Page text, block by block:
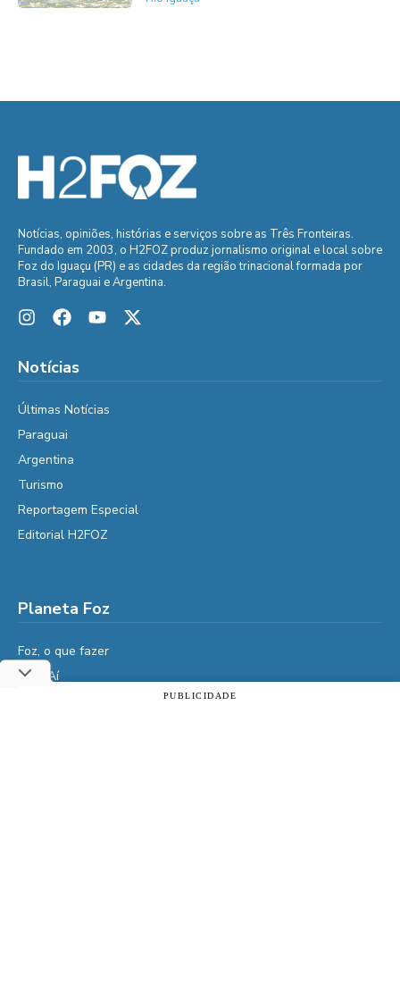
Notícias, opiniões, histórias e serviços sobre as Três Fronteiras.
Fundado em 2003, o H2FOZ produz jornalismo original e local sobre
Foz do Iguaçu (PR) e as cidades da região trinacional formada por
Brasil, Paraguai e Argentina.
Notícias
Últimas Notícias
Paraguai
Argentina
Turismo
Reportagem Especial
Editorial H2FOZ
Planeta Foz
Foz, o que fazer
Diga Aí
PUBLICIDADE